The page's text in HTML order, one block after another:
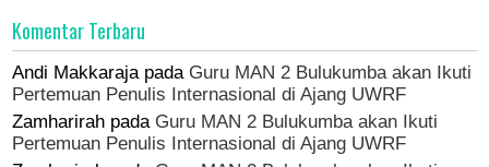
Komentar Terbaru
Andi Makkarajapada Guru MAN 2 Bulukumba akan Ikuti
Pertemuan Penulis Internasional di Ajang UWRF
Zamharirah pada Guru MAN 2 Bulukumba akan Ikuti
Pertemuan Penulis Internasional di Ajang UWRF